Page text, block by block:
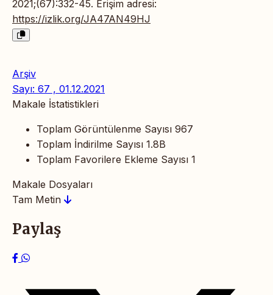
2021;(67):332-45. Erişim adresi:
https://izlik.org/JA47AN49HJ
Arşiv
Sayı: 67 , 01.12.2021
Makale İstatistikleri
Toplam Görüntülenme Sayısı 967
Toplam İndirilme Sayısı 1.8B
Toplam Favorilere Ekleme Sayısı 1
Makale Dosyaları
Tam Metin
Paylaş